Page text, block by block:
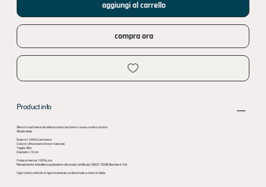
aggiungi al carrello
compra ora
Product info
Sfere in cashmere da abbracciare, lanciare o usare come cuscino.
Sfoderabile
Esterno: 100% Cashmere
Colore: Ultraviolet e brown naturale
Taglia: Slim
Diametro: 15 cm
Fodera interna: 100% Lino
Riempimento: Imbottitura poliestere siliconato certificato OEKO-TEX® Standard 100
Ogni nostro articolo è rigorosamente confezionato a mano in Italia.